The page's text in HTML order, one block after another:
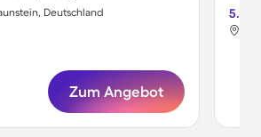
Deutschland
Zum Angebot
5.0